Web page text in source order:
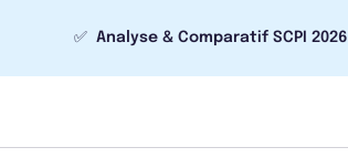
✅ Analyse & Comparatif SCPI 2026